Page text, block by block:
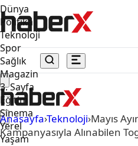
Dünya
Politika
Teknoloji
Spor
Sağlık
Magazin
3. Sayfa
Eğitim
Sinema
Yerel
Yaşam
Anasayfa›Teknoloji›Mayıs
Kampanyasıyla Alınabilen